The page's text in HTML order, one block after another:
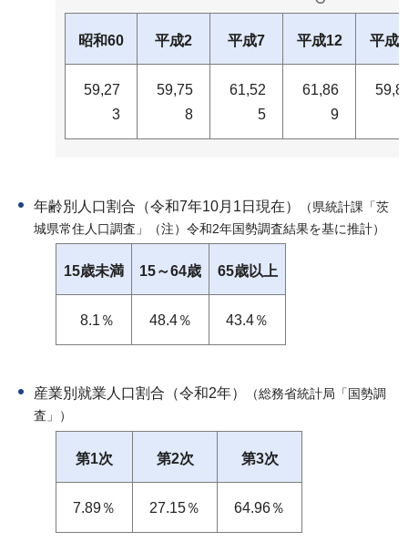
昭和60 平成2 平成7 平成12 平成
59,27
3
59,75
8
61,52
5
61,86
9
年齢別人口割合（令和7年10月1日現在）
（県統計課「茨
城県常住人口調査」（注）令和2年国勢調査結果を基に推計）
15歳未満 15～64歳 65歳以上
8.1％ 48.4％ 43.4％
産業別就業人口割合（令和2年）
（総務省統計局「国勢調
査」）
第1次 第2次 第3次
7.89％ 27.15％ 64.96％